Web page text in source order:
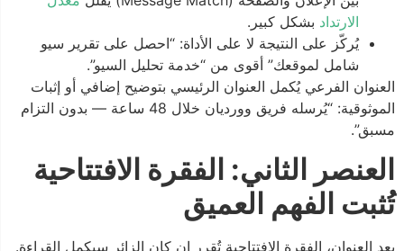
الارتدادبشكل كبير.
يُركّز على النتيجة لا على الأداة: “احصل على تقرير سيو
شامل لموقعك” أقوى من “خدمة تحليل السيو”.
العنوان الفرعي يُكمل العنوان الرئيسي بتوضيح إضافي أو إثبات
الموثوقية: “يُرسله فريق وورديان خلال 48 ساعة — بدون التزام
مسبق”.
العنصر الثاني: الفقرة الافتتاحية
تُثبت الفهم العميق
بعد العنوان، الفقرة الافتتاحية تُقرر إن كان الزائر سيكمل القراءة.